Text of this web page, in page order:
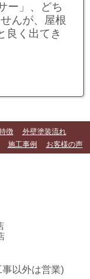
ー」 、どち
んが、屋根
良く出てき
徴
外壁塗装流れ
施工事例 お客様の声
以外は営業)